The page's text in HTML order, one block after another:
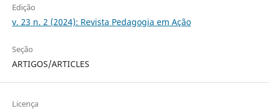
Edição
v. 23 n. 2 (2024): Revista Pedagogia em Ação
Seção
ARTIGOS/ARTICLES
Licença